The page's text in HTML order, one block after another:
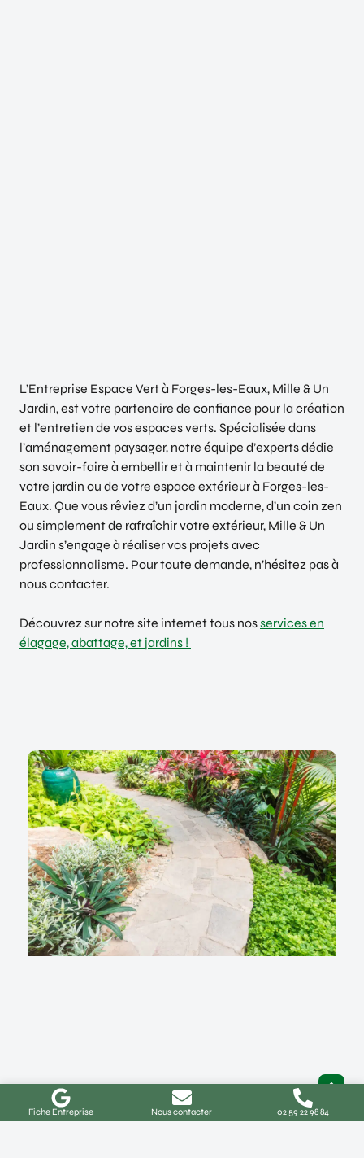
Fiche Entreprise Nous contacter 02 59 22 98 84
L’Entreprise Espace Vert à Forges-les-Eaux, Mille & Un
Jardin, est votre partenaire de confiance pour la création
et l’entretien de vos espaces verts. Spécialisée dans
l’aménagement paysager, notre équipe d’experts dédie
son savoir-faire à embellir et à maintenir la beauté de
votre jardin ou de votre espace extérieur à Forges-les-
Eaux. Que vous rêviez d’un jardin moderne, d’un coin zen
ou simplement de rafraîchir votre extérieur, Mille & Un
Jardin s’engage à réaliser vos projets avec
professionnalisme. Pour toute demande, n’hésitez pas à
nous contacter.
Découvrez sur notre site internet tous nosservices en
élagage, abattage, et jardins !